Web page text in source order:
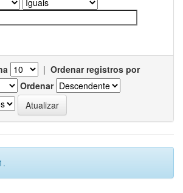
| Ordenar registros por
Ordenar